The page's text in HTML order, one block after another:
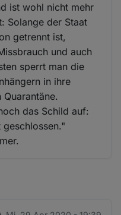
ist wohl nicht mehr
Solange der Staat
getrennt ist,
und auch
sperrt man die
in ihre
das Schild auf:
geschlossen."